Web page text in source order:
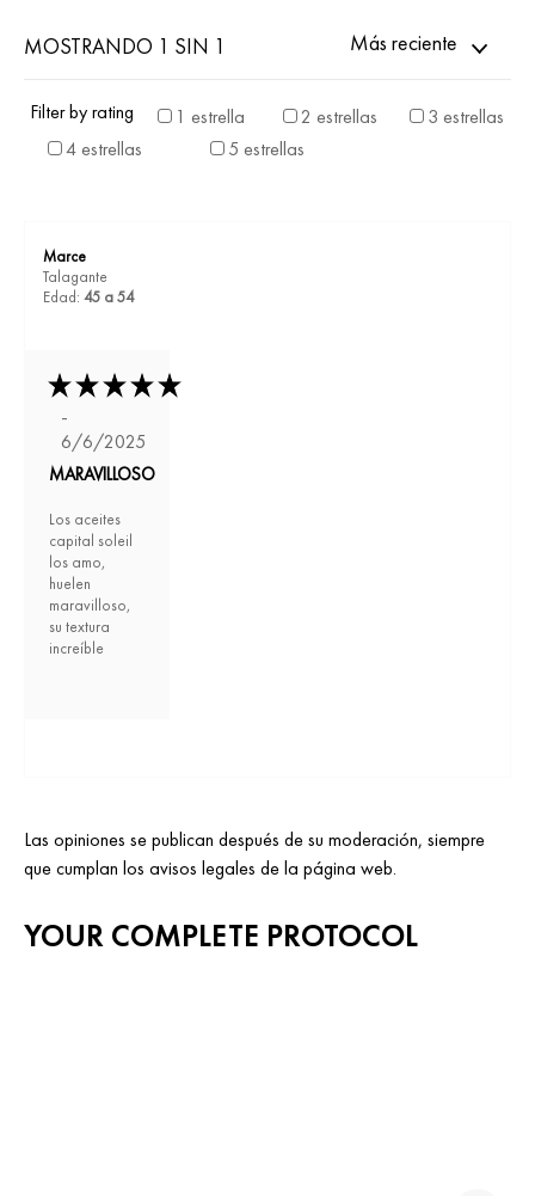
MOSTRANDO 1 SIN 1 Más reciente
Filter by rating 1 estrella 2 estrellas
3 estrellas
4 estrellas
5 estrellas
Marce
Talagante
Edad: 45 a 54
-
6/6/2025
MARAVILLOSO
Los aceites
capital soleil
los amo,
huelen
maravilloso,
su textura
increíble
Las opiniones se publican después de su moderación, siempre
que cumplan los avisos legales de la página web.
YOUR COMPLETE PROTOCOL